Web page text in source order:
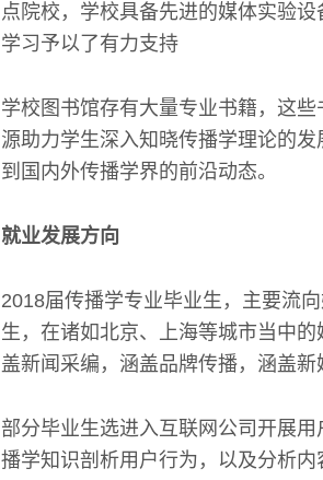
点院校，学校具备先进的媒体实验
学习予以了有力支持
学校图书馆存有大量专业书籍，这
源助力学生深入知晓传播学理论的
到国内外传播学界的前沿动态。
就业发展方向
2018届传播学专业毕业生，主要流
生，在诸如北京、上海等城市当中
盖新闻采编，涵盖品牌传播，涵盖新
部分毕业生选进入互联网公司开展
播学知识剖析用户行为，以及分析